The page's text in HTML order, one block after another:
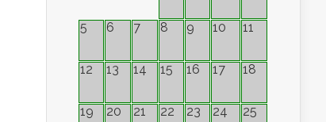
5 6 7 8 9 10 11
12 13 14 15 16 17 18
19 20 21 22 23 24 25